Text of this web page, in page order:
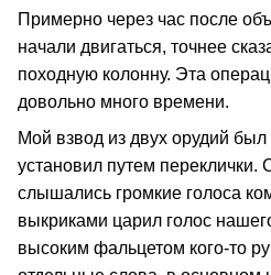
Примерно через час после
начали двигаться, точнее
походную колонну. Эта
довольно много времени.
Мой взвод из двух орудий
установил путем переклички.
слышались громкие голоса
выкриками царил голос
высоким фальцетом кого-то